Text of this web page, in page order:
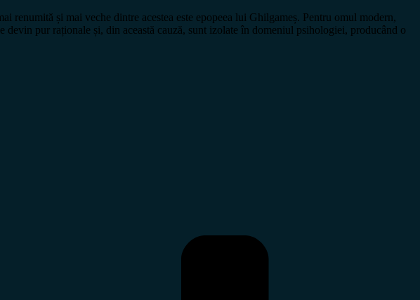
renumită și mai veche dintre acestea este epopeea lui Ghilgameș. Pentru omul modern,
pur raționale și, din această cauză, sunt izolate în domeniul psihologiei, producând o